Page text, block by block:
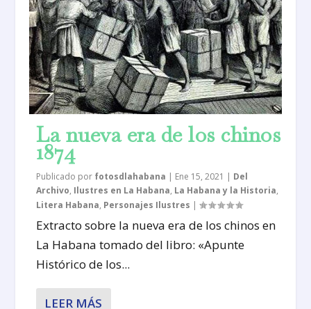
La nueva era de los chinos
1874
Publicado por fotosdlahabana | Ene 15, 2021 | Del
Archivo, Ilustres en La Habana, La Habana y la Historia,
Litera Habana, Personajes Ilustres |
Extracto sobre la nueva era de los chinos en
La Habana tomado del libro: «Apunte
Histórico de los...
LEER MÁS